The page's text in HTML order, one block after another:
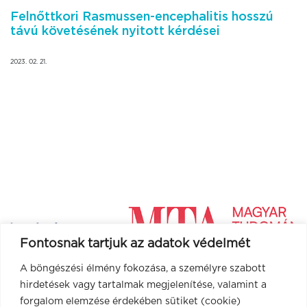
Fontosnak tartjuk az adatok védelmét
A böngészési élmény fokozása, a személyre szabott
hirdetések vagy tartalmak megjelenítése, valamint a
forgalom elemzése érdekében sütiket (cookie)
Felnőttkori Rasmussen-encephalitis hosszú
távú követésének nyitott kérdései
2023. 02. 21.